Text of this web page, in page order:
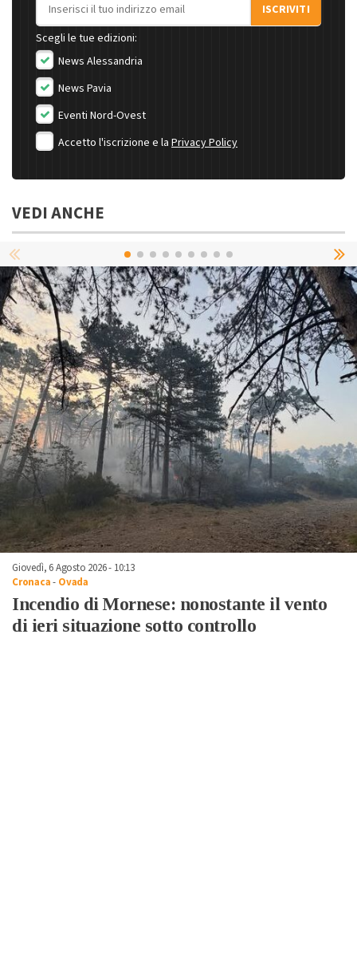
ISCRIVITI
Scegli le tue edizioni:
News Alessandria
News Pavia
Eventi Nord-Ovest
Accetto l'iscrizione e la Privacy Policy
VEDI ANCHE
Giovedì, 6 Agosto 2026 - 10:13
Cronaca- Ovada
Incendio di Mornese: nonostante il vento
di ieri situazione sotto controllo